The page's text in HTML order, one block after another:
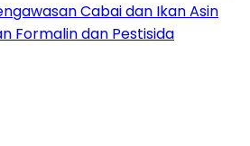
Cabai dan Ikan Asin
Formalin dan Pestisida